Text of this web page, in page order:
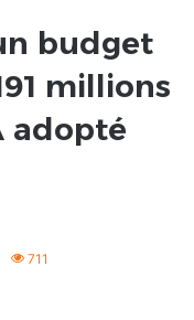
budget
millions
adopté
711